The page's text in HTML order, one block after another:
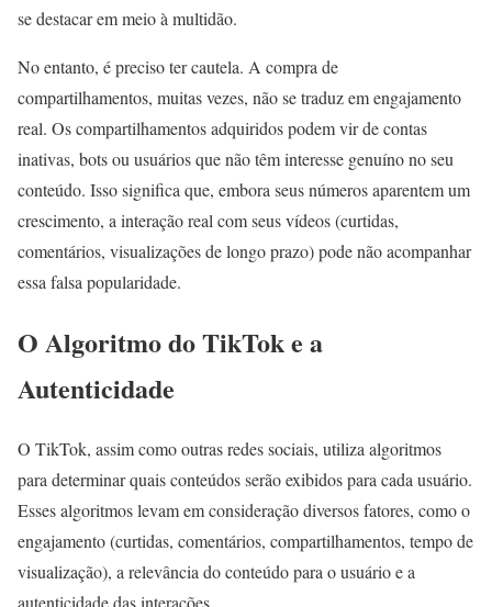
se destacar em meio à multidão.
No entanto, é preciso ter cautela. A compra de
compartilhamentos, muitas vezes, não se traduz em engajamento
real. Os compartilhamentos adquiridos podem vir de contas
inativas, bots ou usuários que não têm interesse genuíno no seu
conteúdo. Isso significa que, embora seus números aparentem um
crescimento, a interação real com seus vídeos (curtidas,
comentários, visualizações de longo prazo) pode não acompanhar
essa falsa popularidade.
O Algoritmo do TikTok e a
Autenticidade
O TikTok, assim como outras redes sociais, utiliza algoritmos
para determinar quais conteúdos serão exibidos para cada usuário.
Esses algoritmos levam em consideração diversos fatores, como o
engajamento (curtidas, comentários, compartilhamentos, tempo de
visualização), a relevância do conteúdo para o usuário e a
autenticidade das interações.